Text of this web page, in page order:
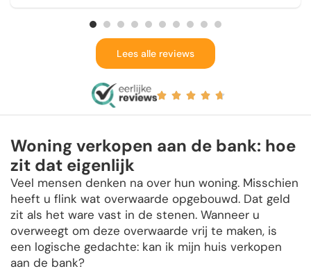
Lees alle reviews
Woning verkopen aan de bank: hoe
zit dat eigenlijk
Veel mensen denken na over hun woning. Misschien
heeft u flink wat overwaarde opgebouwd. Dat geld
zit als het ware vast in de stenen. Wanneer u
overweegt om deze overwaarde vrij te maken, is
een logische gedachte: kan ik mijn huis verkopen
aan de bank?